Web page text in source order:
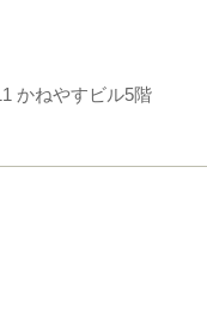
かねやすビル5階